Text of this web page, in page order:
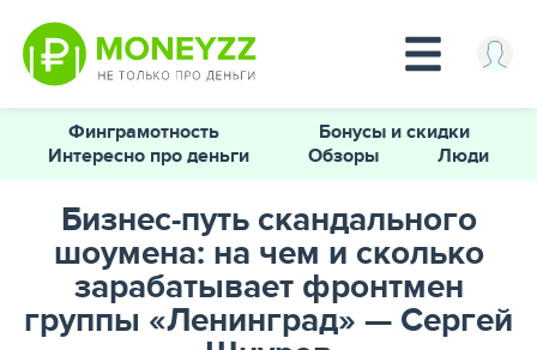
КРЕДИТЫ
Финграмотность
Бонусы и скидки
Интересно про деньги
Обзоры Люди
Бизнес-путь скандального
шоумена: на чем и сколько
зарабатывает фронтмен
группы «Ленинград» — Сергей